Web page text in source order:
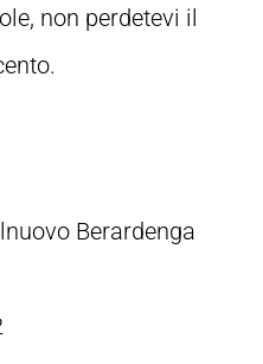
non perdetevi il
Berardenga